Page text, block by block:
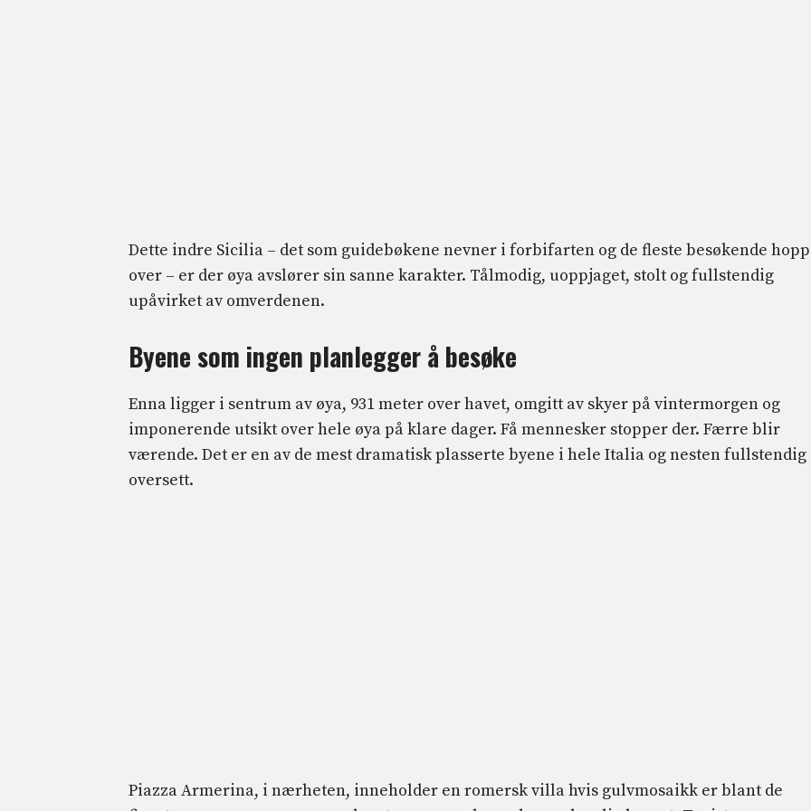
Dette indre Sicilia – det som guidebøkene nevner i forbifarten og de fleste besøkende
over – er der øya avslører sin sanne karakter. Tålmodig, uoppjaget, stolt og fullstendig
upåvirket av omverdenen.
Byene som ingen planlegger å besøke
Enna ligger i sentrum av øya, 931 meter over havet, omgitt av skyer på vintermorgen og
imponerende utsikt over hele øya på klare dager. Få mennesker stopper der. Færre blir
værende. Det er en av de mest dramatisk plasserte byene i hele Italia og nesten fullstendig
oversett.
Piazza Armerina, i nærheten, inneholder en romersk villa hvis gulvmosaikk er blant de